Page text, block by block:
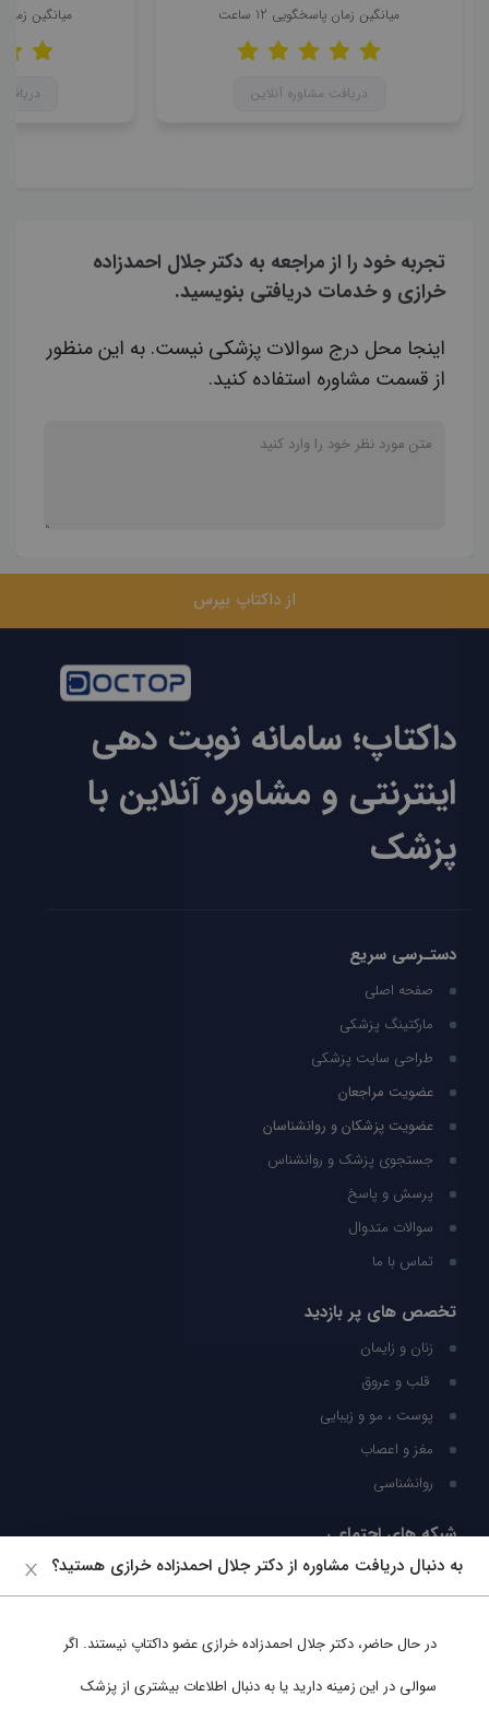
میانگین زمان پاسخگویی 12 ساعت
دریافت مشاوره آنلاین
میانگین
تجربه خود را از مراجعه به دکتر جلال احمدزاده
خرازی و خدمات دریافتی بنویسید.
اینجا محل درج سوالات پزشکی نیست. به این منظور
از قسمت مشاوره استفاده کنید.
از داکتاپ بپرس
داکتاپ؛ سامانه نوبت دهی
اینترنتی و مشاوره آنلاین با
پزشک
دستـرسی سریع
صفحه اصلی
مارکتینگ پزشکی
طراحی سایت پزشکی
عضویت مراجعان
عضویت پزشکان و روانشناسان
جستجوی پزشک و روانشناس
پرسش و پاسخ
سوالات متدوال
تماس با ما
تخصص های پر بازدید
زنان و زایمان
قلب و عروق
پوست ، مو و زیبایی
مغز و اعصاب
روانشناسی
شبکه های اجتماعی
ما را در شبکه های اجتماعی دنبال کنید
به دنبال دریافت مشاوره از دکتر جلال احمدزاده خرازی هستید؟
در حال حاضر، دکتر جلال احمدزاده خرازیعضو داکتاپ نیستند. اگر
سوالی در این زمینه دارید یا به دنبال اطلاعات بیشتری از پزشک